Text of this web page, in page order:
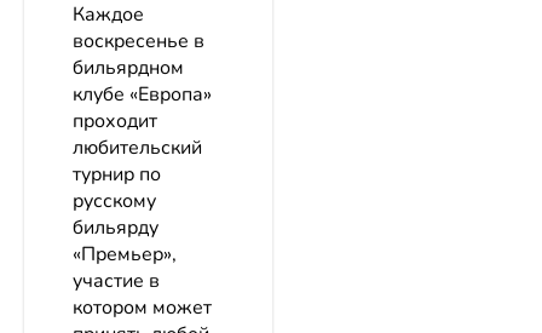
Каждое
воскресенье в
бильярдном
клубе «Европа»
проходит
любительский
турнир по
русскому
бильярду
«Премьер»,
участие в
котором может